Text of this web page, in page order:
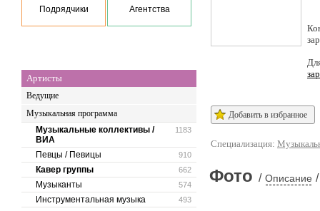
Подрядчики Агентства
Артисты
Ведущие
Музыкальная программа
1183
Музыкальные коллективы /
ВИА
910
Певцы / Певицы
662
Кавер группы
574
Музыканты
493
Инструментальная музыка
Добавить в избранное
Специализация:
Фото / Описание /